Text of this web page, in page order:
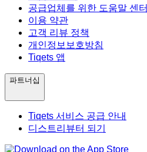
공급업체를 위한 도움말 센터
이용 약관
고객 리뷰 정책
개인정보보호방침
Tiqets 앱
파트너십
Tiqets 서비스 공급 안내
디스트리뷰터 되기